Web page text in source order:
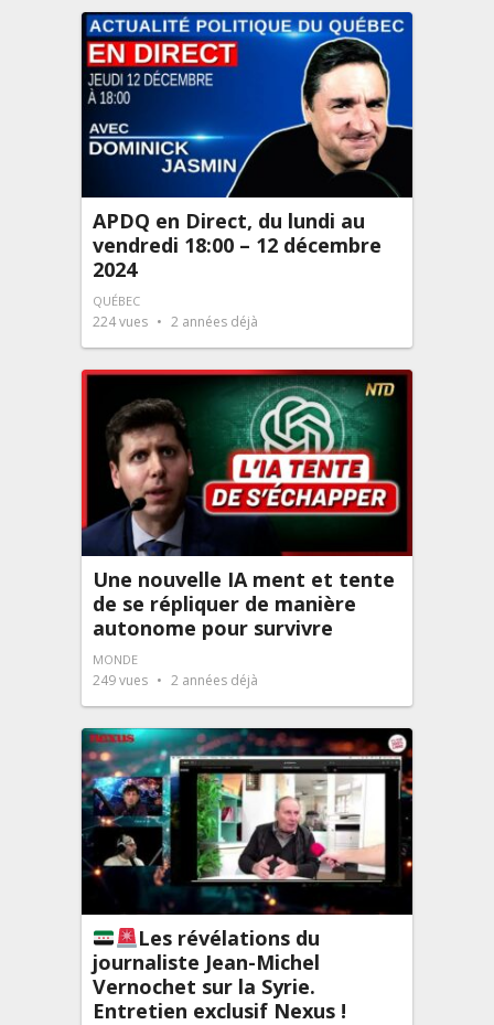
APDQ en Direct, du lundi au
vendredi 18:00 – 12 décembre
2024
QUÉBEC
224vues 2 années déjà
Une nouvelle IA ment et tente
de se répliquer de manière
autonome pour survivre
MONDE
249vues 2 années déjà
Les révélations du
journaliste Jean-Michel
Vernochet sur la Syrie.
Entretien exclusif Nexus !